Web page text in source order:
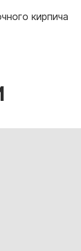
кирпича